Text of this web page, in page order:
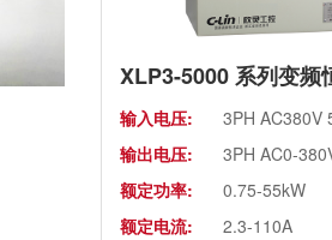
输入电压:
3PH AC380V
输出电压:
3PH AC0-
额定功率:
0.75-55kW
额定电流:
2.3-110A
温州市政协副主席陈胜峰一行莅临欣灵电气调研指导